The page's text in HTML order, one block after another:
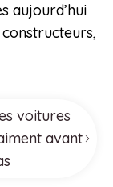
aujourd’hui
voitures
avant